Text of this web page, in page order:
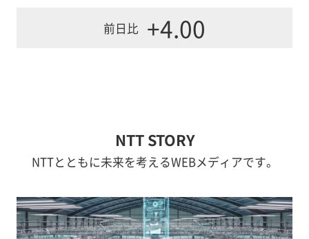
前日比 +4.00
NTT STORY
NTTとともに未来を考えるWEBメディアです。